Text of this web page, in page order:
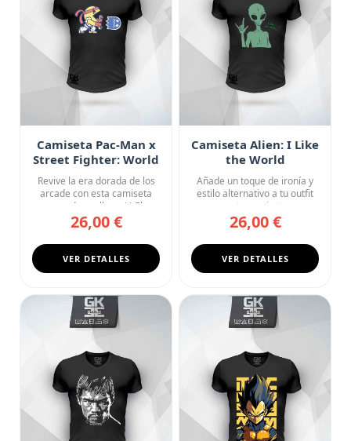
Camiseta Pac-Man x
Street Fighter: World
Warrior
Revive la era dorada de los
arcade con esta camiseta
negra de cuello en V. El...
26,00 €
VER DETALLES
Camiseta Alien: I Like
the World
Añade un toque de ironía y
estilo alternativo a tu outfit
con esta camiseta n...
26,00 €
VER DETALLES